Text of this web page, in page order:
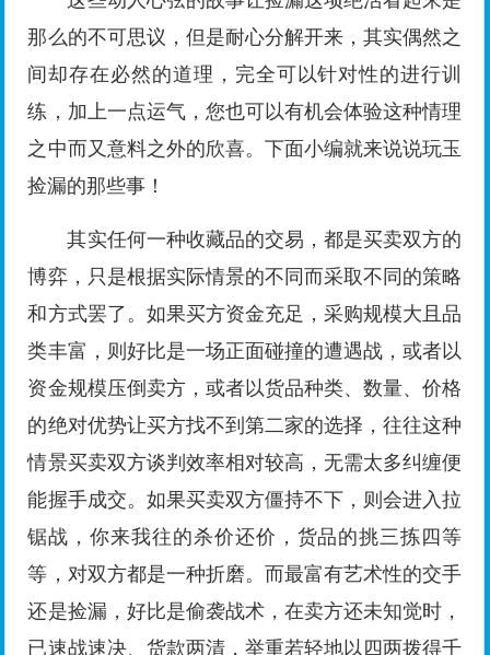
那么的不可思议，但是耐心分解开来，其实偶然之
间却存在必然的道理，完全可以针对性的进行训
练，加上一点运气，您也可以有机会体验这种情理
之中而又意料之外的欣喜。下面小编就来说说玩玉
捡漏的那些事！
其实任何一种收藏品的交易，都是买卖双方的
博弈，只是根据实际情景的不同而采取不同的策略
和方式罢了。如果买方资金充足，采购规模大且品
类丰富，则好比是一场正面碰撞的遭遇战，或者以
资金规模压倒卖方，或者以货品种类、数量、价格
的绝对优势让买方找不到第二家的选择，往往这种
情景买卖双方谈判效率相对较高，无需太多纠缠便
能握手成交。如果买卖双方僵持不下，则会进入拉
锯战，你来我往的杀价还价，货品的挑三拣四等
等，对双方都是一种折磨。而最富有艺术性的交手
还是捡漏，好比是偷袭战术，在卖方还未知觉时，
已速战速决、货款两清，举重若轻地以四两拨得千